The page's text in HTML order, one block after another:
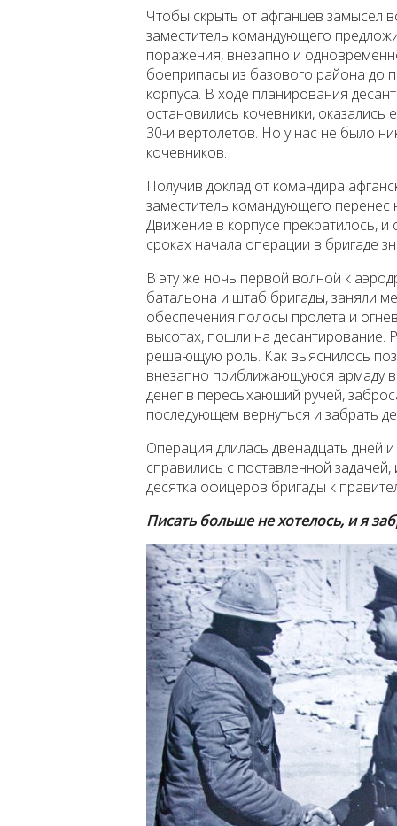
Чтобы скрыть от афганцев замысел
заместитель командующего
поражения, внезапно и
боеприпасы из базового района до
корпуса. В ходе планирования
остановились кочевники,
30-и вертолетов. Но у нас не было
кочевников.
Получив доклад от командира
заместитель командующего перенес
Движение в корпусе прекратилось,
сроках начала операции в бригаде
В эту же ночь первой волной к
батальона и штаб бригады, заняли
обеспечения полосы пролета и
высотах, пошли на десантирование.
решающую роль. Как выяснилось
внезапно приближающуюся армаду
денег в пересыхающий ручей,
последующем вернуться и забрать
Операция длилась двенадцать дней
справились с поставленной
десятка офицеров бригады к
Писать больше не хотелось, и я